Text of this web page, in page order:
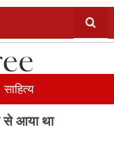
साहित्य
आया था